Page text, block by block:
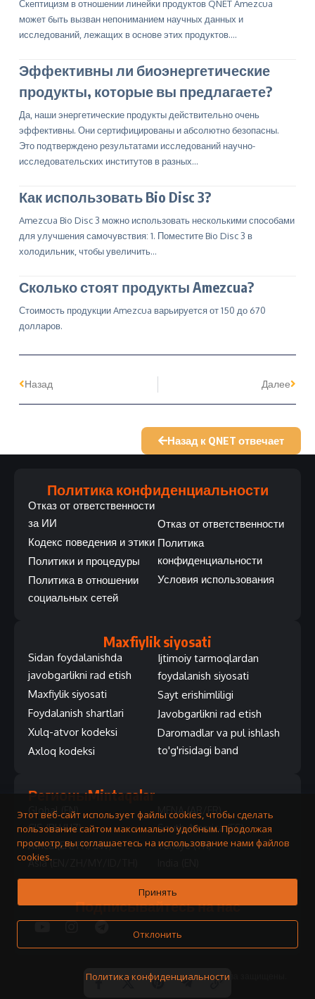
Скептицизм в отношении линейки продуктов QNET Amezcua
может быть вызван непониманием научных данных и
исследований, лежащих в основе этих продуктов.…
Эффективны ли биоэнергетические
продукты, которые вы предлагаете?
Да, наши энергетические продукты действительно очень
эффективны. Они сертифицированы и абсолютно безопасны.
Это подтверждено результатами исследований научно-
исследовательских институтов в разных…
Как использовать Bio Disc 3?
Amezcua Bio Disc 3 можно использовать несколькими способами
для улучшения самочувствия: 1. Поместите Bio Disc 3 в
холодильник, чтобы увеличить…
Сколько стоят продукты Amezcua?
Стоимость продукции Amezcua варьируется от 150 до 670
долларов.
Назад Далее
Назад к QNET отвечает
Политика конфиденциальности
Отказ от ответственности
за ИИ
Кодекс поведения и этики
Политики и процедуры
Политика в отношении
социальных сетей
Отказ от ответственности
Политика
конфиденциальности
Условия использования
Maxfiylik siyosati
Sidan foydalanishda
javobgarlikni rad etish
Maxfiylik siyosati
Foydalanish shartlari
Xulq-atvor kodeksi
Axloq kodeksi
Ijtimoiy tarmoqlardan
foydalanish siyosati
Sayt erishimliligi
Javobgarlikni rad etish
Daromadlar va pul ishlash
to'g'risidagi band
РегионыMintaqalar
Global (EN)
CIS (RU/UZ)
Africa (EN/FR/SW)
Asia (EN/ZH/MY/ID/TH)
MENA (AR/FR)
South America (ES)
Turkiye (TR)
Подписывайтесь на нас
© 2026 QNET. Все права защищены.
Этот веб-сайт использует файлы cookies, чтобы сделать
пользование сайтом максимально удобным. Продолжая
просмотр, вы соглашаетесь на использование нами файлов
cookies.
Принять
Отклонить
Политика конфиденциальности